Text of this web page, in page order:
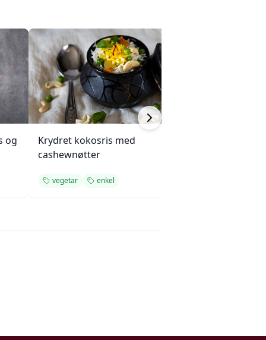
og
Krydret kokosris med
cashewnøtter
vegetar enkel